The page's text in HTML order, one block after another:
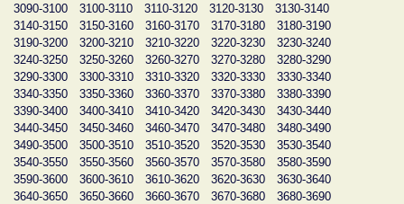
3090-3100
3100-3110 3110-3120 3120-3130
3130-3140
3140-3150
3150-3160 3160-3170 3170-3180
3180-3190
3190-3200
3200-3210 3210-3220 3220-3230
3230-3240
3240-3250
3250-3260 3260-3270 3270-3280
3280-3290
3290-3300
3300-3310 3310-3320 3320-3330
3330-3340
3340-3350
3350-3360 3360-3370 3370-3380
3380-3390
3390-3400
3400-3410 3410-3420 3420-3430
3430-3440
3440-3450
3450-3460 3460-3470 3470-3480
3480-3490
3490-3500
3500-3510 3510-3520 3520-3530
3530-3540
3540-3550
3550-3560 3560-3570 3570-3580
3580-3590
3590-3600
3600-3610 3610-3620 3620-3630
3630-3640
3640-3650
3650-3660 3660-3670 3670-3680
3680-3690